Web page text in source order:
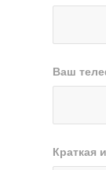
Ваш
Краткая